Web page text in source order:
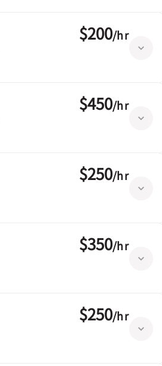
$200/hr
$450/hr
$250/hr
$350/hr
$250/hr